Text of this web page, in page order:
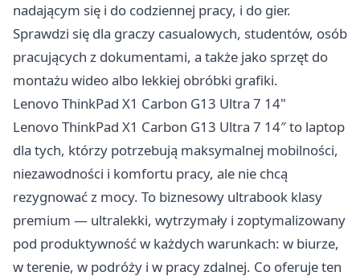
nadającym się i do codziennej pracy, i do gier.
Sprawdzi się dla graczy casualowych, studentów, osób
pracujących z dokumentami, a także jako sprzęt do
montażu wideo albo lekkiej obróbki grafiki.
Lenovo ThinkPad X1 Carbon G13 Ultra 7 14"
Lenovo ThinkPad X1 Carbon G13 Ultra 7 14″ to laptop
dla tych, którzy potrzebują maksymalnej mobilności,
niezawodności i komfortu pracy, ale nie chcą
rezygnować z mocy. To biznesowy ultrabook klasy
premium — ultralekki, wytrzymały i zoptymalizowany
pod produktywność w każdych warunkach: w biurze,
w terenie, w podróży i w pracy zdalnej. Co oferuje ten